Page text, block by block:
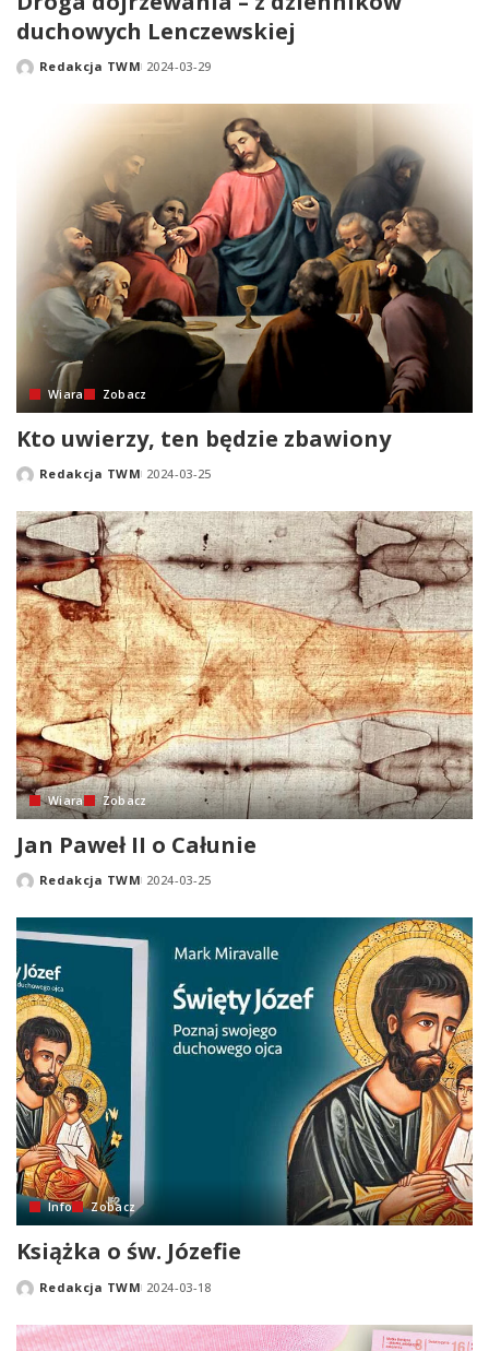
duchowych Lenczewskiej
PostedRedakcja TWM 2024-03-29
Wiara Zobacz
Kto uwierzy, ten będzie zbawiony
PostedRedakcja TWM 2024-03-25
Wiara Zobacz
Jan Paweł II o Całunie
PostedRedakcja TWM 2024-03-25
Info Zobacz
Książka o św. Józefie
PostedRedakcja TWM 2024-03-18